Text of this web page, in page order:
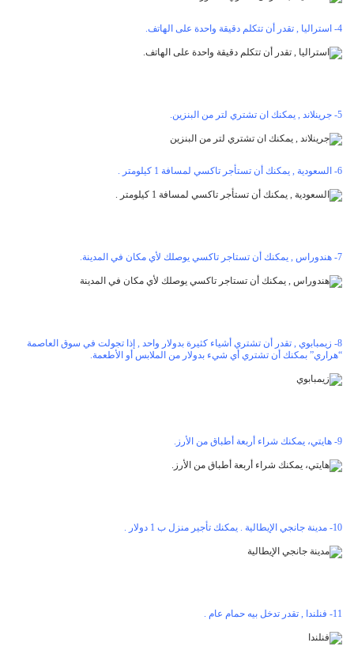
4- استراليا , تقدر أن تتكلم دقيقة واحدة على الهاتف.
5- جرينلاند , يمكنك ان تشتري لتر من البنزين.
6- السعودية , يمكنك أن تستأجر تاكسي لمسافة 1 كيلومتر .
7- هندوراس , يمكنك أن تستاجر تاكسي يوصلك لأي مكان في المدينة.
8- زيمبابوي , تقدر أن تشتري أشياء كثيرة بدولار واحد , إذا تجولت في سوق العاصمة
“هراري” بمكنك أن تشتري أي شيء بدولار من الملابس أو الأطعمة.
9- هايتي، يمكنك شراء أربعة أطباق من الأرز.
10- مدينة جانجي الإيطالية . يمكنك تأجير منزل ب 1 دولار .
11- فنلندا , تقدر تدخل بيه حمام عام .